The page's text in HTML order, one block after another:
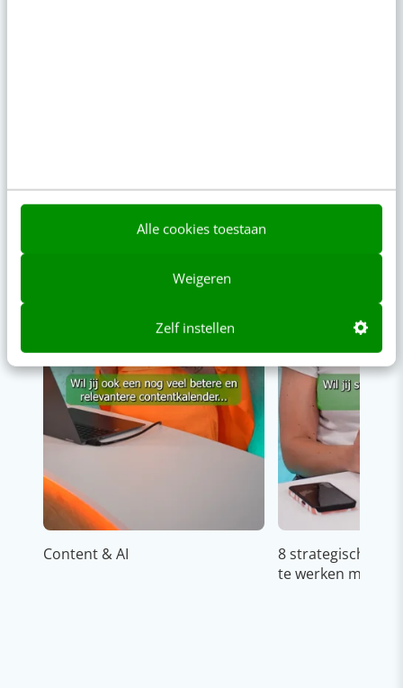
Alle cookies toestaan
Weigeren
Zelf instellen
Content & AI
8 strategische
te werken met